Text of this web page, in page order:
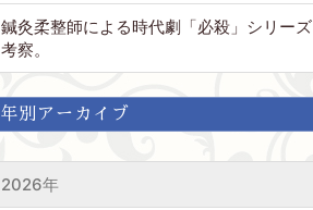
鍼灸柔整師による時代劇「必殺」シリーズ
考察。
年別アーカイブ
2026年